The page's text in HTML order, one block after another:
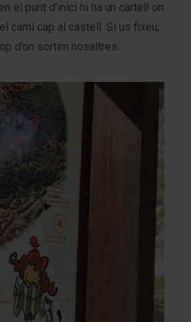
el punt d’inici hi ha un cartell on
camí cap al castell. Si us fixeu,
d’on sortim nosaltres.